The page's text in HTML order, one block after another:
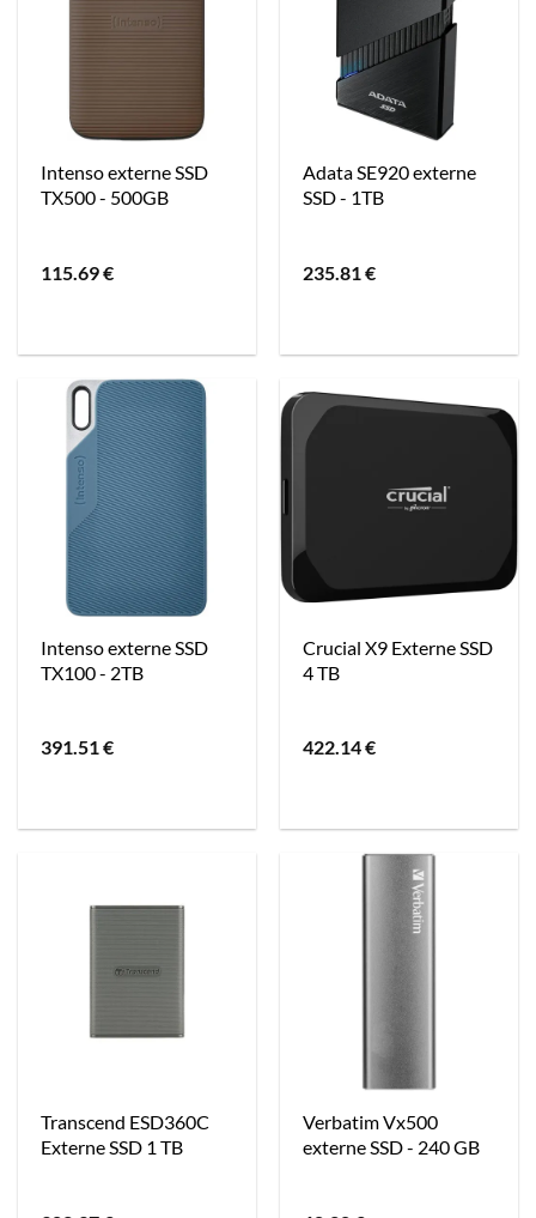
Intenso externe SSD
TX500 - 500GB
115.69€
Adata SE920 externe
SSD - 1TB
235.81€
Intenso externe SSD
TX100 - 2TB
391.51€
Crucial X9 Externe SSD
4 TB
422.14€
Transcend ESD360C
Externe SSD 1 TB
Verbatim Vx500
externe SSD - 240 GB